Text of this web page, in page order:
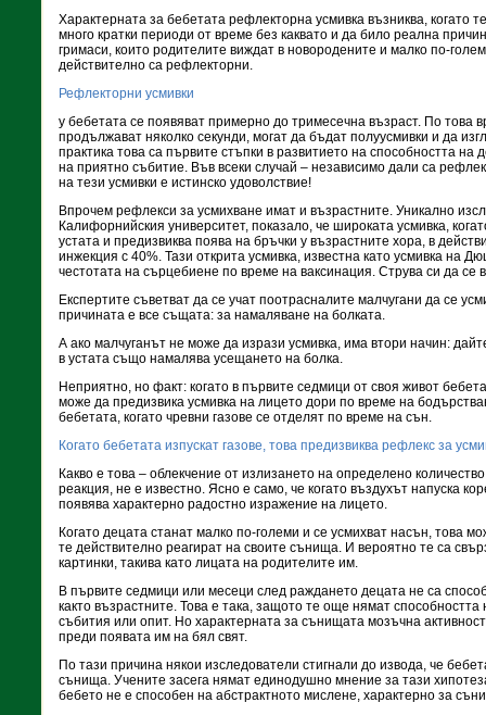
Характерната за бебетата рефлекторна усмивка възниква, когато
много кратки периоди от време без каквато и да било реална
гримаси, които родителите виждат в новородените и малко по-
действително са рефлекторни.
Рефлекторни усмивки
у бебетата се появяват примерно до тримесечна възраст. По това
продължават няколко секунди, могат да бъдат полуусмивки и да
практика това са първите стъпки в развитието на способността на
на приятно събитие. Във всеки случай – независимо дали са
на тези усмивки е истинско удоволствие!
Впрочем рефлекси за усмихване имат и възрастните. Уникално
Калифорнийския университет, показало, че широката усмивка,
устата и предизвиква поява на бръчки у възрастните хора, в
инжекция с 40%. Тази открита усмивка, известна като усмивка на
честотата на сърцебиене по време на ваксинация. Струва си да се
Експертите съветват да се учат поотрасналите малчугани да се
причината е все същата: за намаляване на болката.
А ако малчуганът не може да изрази усмивка, има втори начин:
в устата също намалява усещането на болка.
Неприятно, но факт: когато в първите седмици от своя живот
може да предизвика усмивка на лицето дори по време на
бебетата, когато чревни газове се отделят по време на сън.
Когато бебетата изпускат газове, това предизвиква рефлекс за
Какво е това – облекчение от излизането на определено
реакция, не е известно. Ясно е само, че когато въздухът напуска
появява характерно радостно изражение на лицето.
Когато децата станат малко по-големи и се усмихват насън, това
те действително реагират на своите сънища. И вероятно те са
картинки, такива като лицата на родителите им.
В първите седмици или месеци след раждането децата не са
както възрастните. Това е така, защото те още нямат
събития или опит. Но характерната за сънищата мозъчна
преди появата им на бял свят.
По тази причина някои изследователи стигнали до извода, че
сънища. Учените засега нямат единодушно мнение за тази
бебето не е способен на абстрактното мислене, характерно за